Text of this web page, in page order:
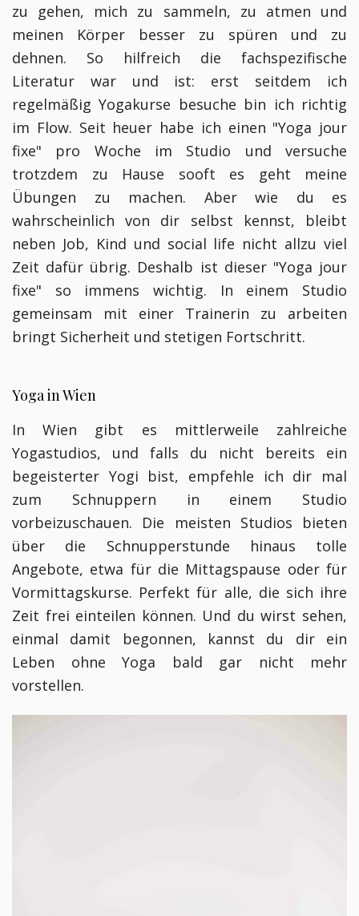
zu gehen, mich zu sammeln, zu atmen und
meinen Körper besser zu spüren und zu
dehnen. So hilfreich die fachspezifische
Literatur war und ist: erst seitdem ich
regelmäßig Yogakurse besuche bin ich richtig
im Flow. Seit heuer habe ich einen "Yoga jour
fixe" pro Woche im Studio und versuche
trotzdem zu Hause sooft es geht meine
Übungen zu machen. Aber wie du es
wahrscheinlich von dir selbst kennst, bleibt
neben Job, Kind und social life nicht allzu viel
Zeit dafür übrig. Deshalb ist dieser "Yoga jour
fixe" so immens wichtig. In einem Studio
gemeinsam mit einer Trainerin zu arbeiten
bringt Sicherheit und stetigen Fortschritt.
Yoga in Wien
In Wien gibt es mittlerweile zahlreiche
Yogastudios, und falls du nicht bereits ein
begeisterter Yogi bist, empfehle ich dir mal
zum Schnuppern in einem Studio
vorbeizuschauen. Die meisten Studios bieten
über die Schnupperstunde hinaus tolle
Angebote, etwa für die Mittagspause oder für
Vormittagskurse. Perfekt für alle, die sich ihre
Zeit frei einteilen können. Und du wirst sehen,
einmal damit begonnen, kannst du dir ein
Leben ohne Yoga bald gar nicht mehr
vorstellen.